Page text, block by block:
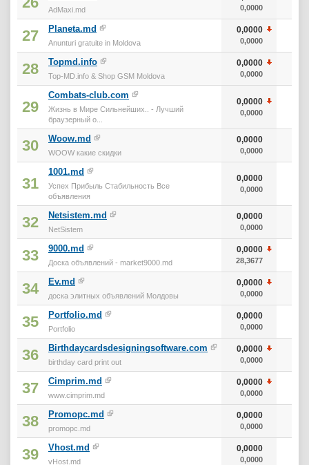
AdMaxi.md 0,0000
27 Planeta.md
Anunturi gratuite in Moldova
0,0000
0,0000
28 Topmd.info
Top-MD.info & Shop GSM Moldova
0,0000
0,0000
29
Combats-club.com
Жизнь в Мире Cильнейших.. - Лучший
браузерный о...
0,0000
0,0000
30 Woow.md
WOOW какие скидки
0,0000
0,0000
31
1001.md
Успех Прибыль Стабильность Все
объявления
0,0000
0,0000
32 Netsistem.md
NetSistem
0,0000
0,0000
33 9000.md
Доска объявлений - market9000.md
0,0000
28,3677
34 Ev.md
доска элитных объявлений Молдовы
0,0000
0,0000
35 Portfolio.md
Portfolio
0,0000
0,0000
36 Birthdaycardsdesigningsoftware.com
birthday card print out
0,0000
0,0000
37 Cimprim.md
www.cimprim.md
0,0000
0,0000
38 Promopc.md
promopc.md
0,0000
0,0000
39 Vhost.md
vHost.md
0,0000
0,0000